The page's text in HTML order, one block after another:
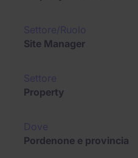
Site Manager
Property
Pordenone e provincia